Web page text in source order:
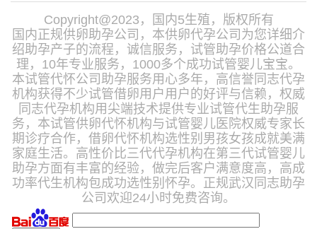
Copyright@2023，国内5生殖，版权所有
国内正规供卵助孕公司，本供卵代孕公司为您详细介
绍助孕产子的流程，诚信服务，试管助孕价格公道合
理，10年专业服务，1000多个成功试管婴儿宝宝。
本试管代怀公司助孕服务用心多年，高信誉同志代孕
机构获得不少试管借卵用户用户的好评与信赖，权威
同志代孕机构用尖端技术提供专业试管代生助孕服
务，本试管供卵代怀机构与试管婴儿医院权威专家长
期诊疗合作，借卵代怀机构选性别男孩女孩成就美满
家庭生活。高性价比三代代孕机构在第三代试管婴儿
助孕方面有丰富的经验，做完后客户满意度高，高成
功率代生机构包成功选性别怀孕。正规武汉同志助孕
公司欢迎24小时免费咨询。